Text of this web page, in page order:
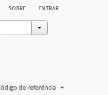
sobre entrar
de referência